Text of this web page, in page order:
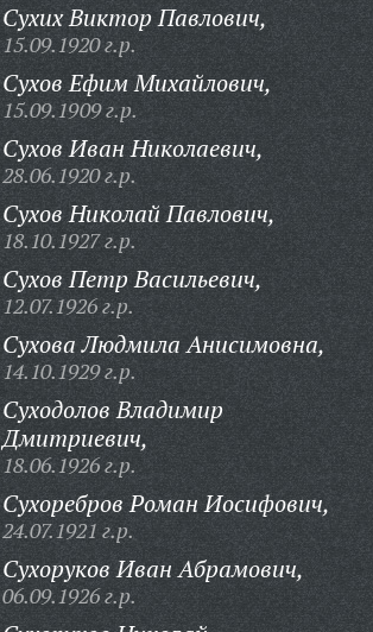
Сухих Виктор Павлович,
15.09.1920 г.р.
Сухов Ефим Михайлович,
15.09.1909 г.р.
Сухов Иван Николаевич,
28.06.1920 г.р.
Сухов Николай Павлович,
18.10.1927 г.р.
Сухов Петр Васильевич,
12.07.1926 г.р.
Сухова Людмила Анисимовна,
14.10.1929 г.р.
Суходолов Владимир
Дмитриевич,
18.06.1926 г.р.
Сухоребров Роман Иосифович,
24.07.1921 г.р.
Сухоруков Иван Абрамович,
06.09.1926 г.р.